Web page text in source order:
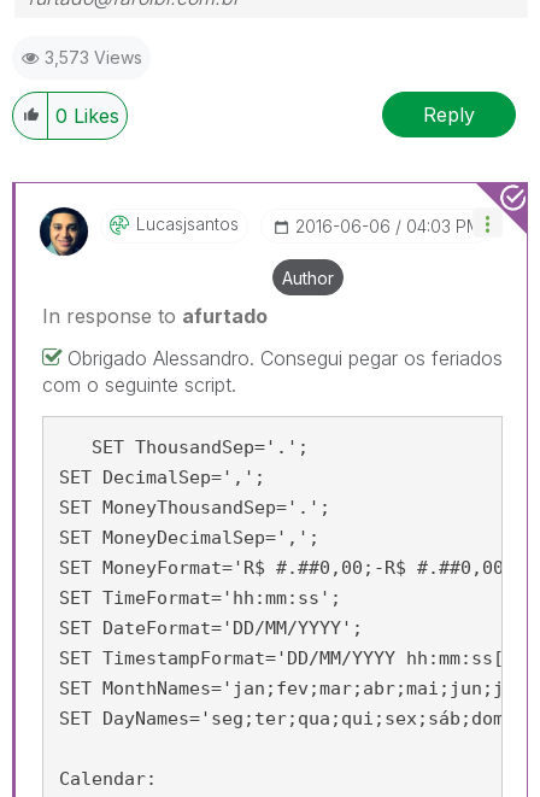
3,573 Views
0 Likes Reply
Lucasjsantos ‎2016-06-06 04:03 PM
Author
In response to afurtado
Obrigado Alessandro. Consegui pegar os feriados
com o seguinte script.
SET ThousandSep='.';
SET DecimalSep=',';
SET MoneyThousandSep='.';
SET MoneyDecimalSep=',';
SET MoneyFormat='R$ #.##0,00;-R$ #.##0,00';
SET TimeFormat='hh:mm:ss';
SET DateFormat='DD/MM/YYYY';
SET TimestampFormat='DD/MM/YYYY
SET
SET DayNames='seg;ter;qua;qui;sex;sáb;dom';
Calendar: